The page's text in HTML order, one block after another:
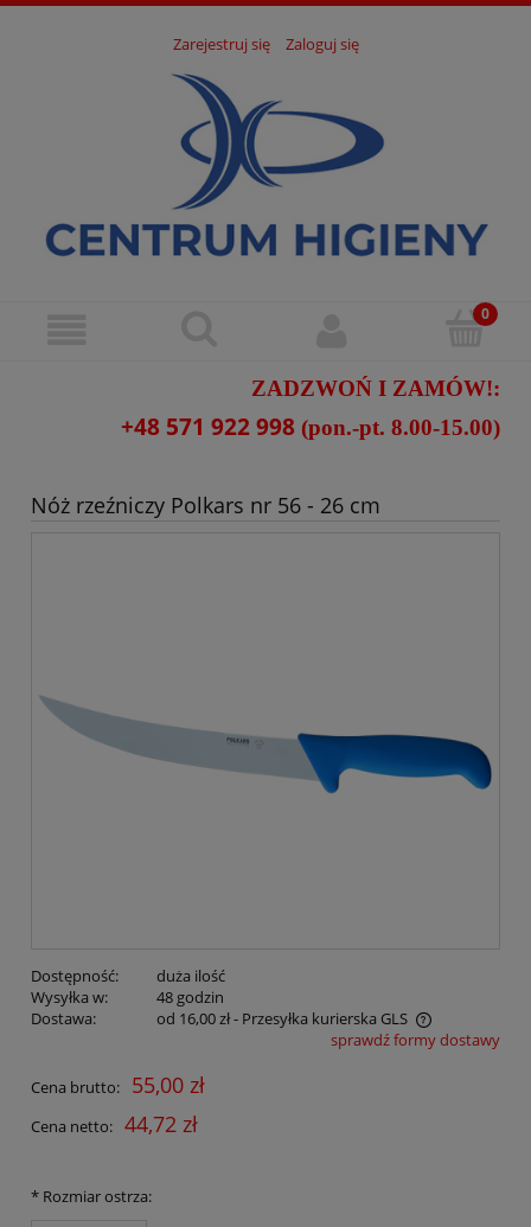
Zarejestruj się Zaloguj się
ZADZWOŃ I ZAMÓW!:
+48 571 922 998 (pon.-pt. 8.00-15.00)
Nóż rzeźniczy Polkars nr 56 - 26 cm
Dostępność:
duża ilość
Wysyłka w:
48 godzin
Dostawa:
od 16,00 zł- Przesyłka kurierska GLS
Cena nie zawiera ewentualnych kosztów płatnościsprawdź formy dostawy
Cena brutto: 55,00 zł
Cena netto: 44,72 zł
* Rozmiar ostrza: